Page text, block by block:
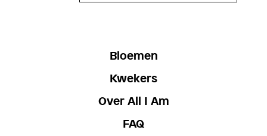
Bloemen
Kwekers
Over All I Am
FAQ